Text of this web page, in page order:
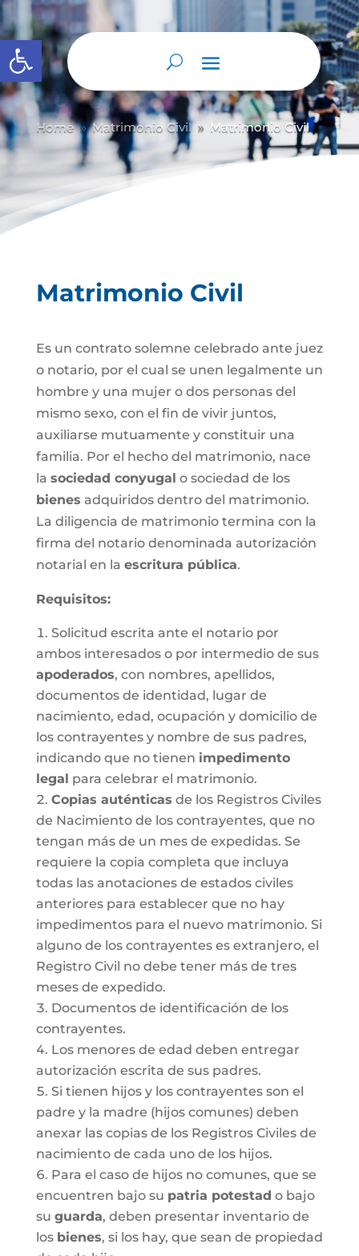
Abrir barra de herramientas
Home 9 Matrimonio Civil 9 Matrimonio Civil
Matrimonio Civil
Es un contrato solemne celebrado ante juez
o notario, por el cual se unen legalmente un
hombre y una mujer o dos personas del
mismo sexo, con el fin de vivir juntos,
auxiliarse mutuamente y constituir una
familia. Por el hecho del matrimonio, nace
la sociedad conyugal o sociedad de los
bienes adquiridos dentro del matrimonio.
La diligencia de matrimonio termina con la
firma del notario denominada autorización
notarial en la escritura pública.
Requisitos:
Solicitud escrita ante el notario por
ambos interesados o por intermedio de sus
apoderados, con nombres, apellidos,
documentos de identidad, lugar de
nacimiento, edad, ocupación y domicilio de
los contrayentes y nombre de sus padres,
indicando que no tienen impedimento
legal para celebrar el matrimonio.
Copias auténticas de los Registros Civiles
de Nacimiento de los contrayentes, que no
tengan más de un mes de expedidas. Se
requiere la copia completa que incluya
todas las anotaciones de estados civiles
anteriores para establecer que no hay
impedimentos para el nuevo matrimonio. Si
alguno de los contrayentes es extranjero, el
Registro Civil no debe tener más de tres
meses de expedido.
Documentos de identificación de los
contrayentes.
Los menores de edad deben entregar
autorización escrita de sus padres.
Si tienen hijos y los contrayentes son el
padre y la madre (hijos comunes) deben
anexar las copias de los Registros Civiles de
nacimiento de cada uno de los hijos.
Para el caso de hijos no comunes, que se
encuentren bajo su patria potestad o bajo
su guarda, deben presentar inventario de
los bienes, si los hay, que sean de propiedad